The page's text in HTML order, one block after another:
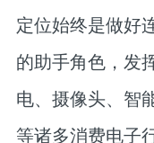
定位始终是做好
的助手角色，发
电、摄像头、智
等诸多消费电子